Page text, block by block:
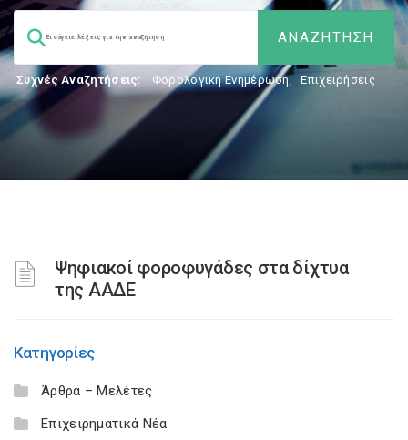
Συχνές Αναζητήσεις: Φορολογικη Ενημέρωση, Επιχειρήσεις
Ψηφιακοί φοροφυγάδες στα δίχτυα
της ΑΑΔΕ
Κατηγορίες
Άρθρα – Μελέτες
Επιχειρηματικά Νέα